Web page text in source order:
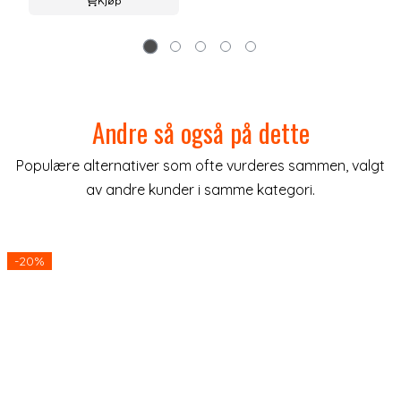
Andre så også på dette
Populære alternativer som ofte vurderes sammen, valgt
av andre kunder i samme kategori.
-20%